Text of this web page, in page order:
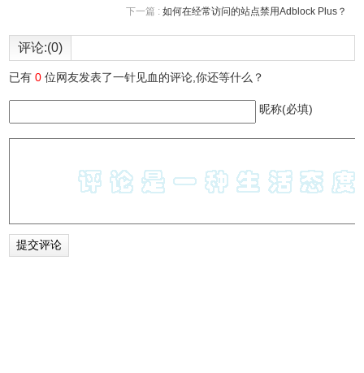
下一篇 : 如何在经常访问的站点禁用Adblock Plus？
评论:(0)
已有0 位网友发表了一针见血的评论,你还等什么？
昵称(必填)